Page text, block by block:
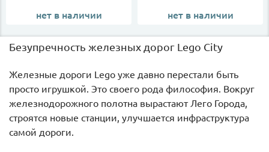
нет в наличии нет в наличии
Безупречность железных дорог Lego City
Железные дороги Lego уже давно перестали быть
просто игрушкой. Это своего рода философия. Вокруг
железнодорожного полотна вырастают Лего Города,
строятся новые станции, улучшается инфраструктура
самой дороги.